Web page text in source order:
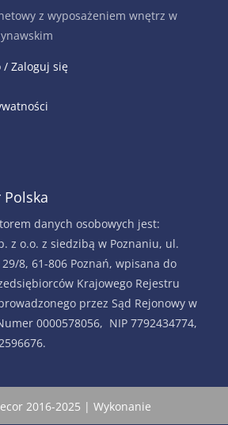
z wyposażeniem wnętrz w
/ Zaloguj się
Polska
danych osobowych jest:
z o.o. z siedzibą w Poznaniu, ul.
8, 61-806 Poznań, wpisana do
Krajowego Rejestru
przez Sąd Rejonowy w
0000578056, NIP 7792434774,
2016-2025 | Wykonanie